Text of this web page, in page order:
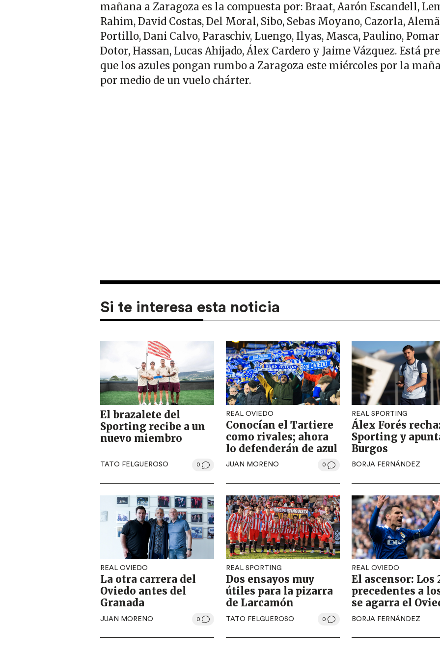
mañana a Zaragoza es la compuesta por: Braat, Aarón Escandell,
Rahim, David Costas, Del Moral, Sibo, Sebas Moyano, Cazorla,
Portillo, Dani Calvo, Paraschiv, Luengo, Ilyas, Masca, Paulino,
Dotor, Hassan, Lucas Ahijado, Álex Cardero y Jaime Vázquez. Está
que los azules pongan rumbo a Zaragoza este miércoles por la
por medio de un vuelo chárter.
Si te interesa esta noticia
El brazalete del
Sporting recibe a un
nuevo miembro
TATO FELGUEROSO 0
REAL OVIEDO
Conocían el Tartiere
como rivales; ahora
lo defenderán de azul
JUAN MORENO 0
REAL SPORTING
Álex Forés
Sporting y
Burgos
BORJA FERNÁNDEZ
REAL OVIEDO
La otra carrera del
Oviedo antes del
Granada
JUAN MORENO 0
REAL SPORTING
Dos ensayos muy
útiles para la pizarra
de Larcamón
TATO FELGUEROSO 0
REAL OVIEDO
El ascensor: Los
precedentes a
se agarra el
BORJA FERNÁNDEZ